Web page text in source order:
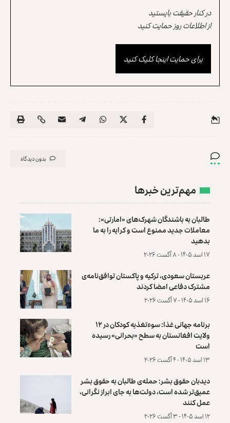
در کنار حقیقت بایستید
از اطلاعات روز حمایت کنید
برای حمایت اینجا کلیک کنید
بدون دیدگاه
مهم‌ترین خبرها
طالبان به باشندگان شهرک‌های «امارتی»:
معاملات جدید ممنوع است و کرایه را به ما
بدهید
۱۷ اسد ۱۴۰۵ - ۸ آگست ۲۰۲۶
عربستان سعودی، ترکیه و پاکستان توافق‌نامه‌ی
مشترک دفاعی امضا کردند
۱۶ اسد ۱۴۰۵ - ۷ آگست ۲۰۲۶
برنامه جهانی غذا: سوءتغذیه کودکان در ۱۲
ولایت افغانستان به سطح «بحرانی» رسیده
است
۱۳ اسد ۱۴۰۵ - ۴ آگست ۲۰۲۶
دیدبان حقوق بشر: حمله‌ی طالبان به حقوق بشر
عمیق‌تر شده است، دولت‌ها به جای ابراز نگرانی،
عمل کنند
۱۲ اسد ۱۴۰۵ - ۳ آگست ۲۰۲۶